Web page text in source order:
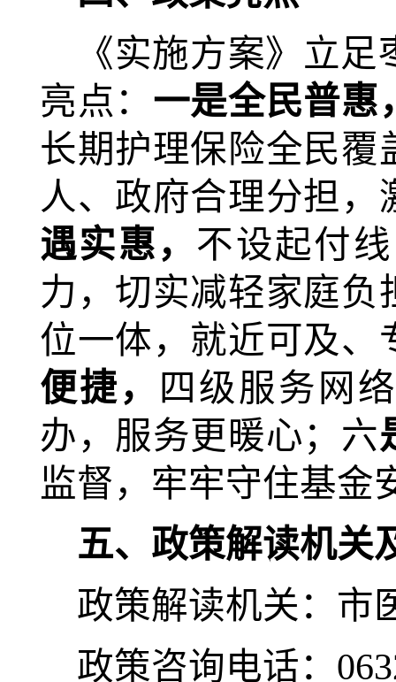
《实施方案》立
亮点： 一是全民普惠
长期护理保险全民覆
人、政府合理分担
遇实惠， 不设起付
力，切实减轻家庭负
位一体，就近可及、
便捷，
四级服务网
办，服务更暖心； 六
监督，牢牢守住基金
五、政策解读机关
政策解读机关：市
政策咨询电话：